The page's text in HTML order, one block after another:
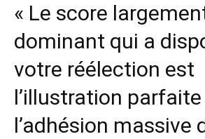
« Le score
dominant qui a
votre réélection est
l’illustration parfaite
l’adhésion massive